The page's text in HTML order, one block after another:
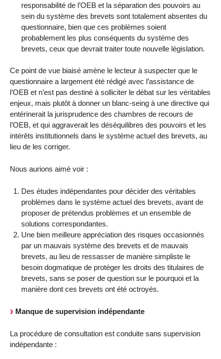
responsabilité de l’OEB et la séparation des pouvoirs au
sein du système des brevets sont totalement absentes du
questionnaire, bien que ces problèmes soient
probablement les plus conséquents du système des
brevets, ceux que devrait traiter toute nouvelle législation.
Ce point de vue biaisé amène le lecteur à suspecter que le
questionnaire a largement été rédigé avec l’assistance de
l’OEB et n’est pas destiné à solliciter le débat sur les véritables
enjeux, mais plutôt à donner un blanc-seing à une directive qui
entérinerait la jurisprudence des chambres de recours de
l’OEB, et qui aggraverait les déséquilibres des pouvoirs et les
intérêts institutionnels dans le système actuel des brevets, au
lieu de les corriger.
Nous aurions aimé voir :
Des études indépendantes pour décider des véritables
problèmes dans le système actuel des brevets, avant de
proposer de prétendus problèmes et un ensemble de
solutions correspondantes.
Une bien meilleure appréciation des risques occasionnés
par un mauvais système des brevets et de mauvais
brevets, au lieu de ressasser de manière simpliste le
besoin dogmatique de protéger les droits des titulaires de
brevets, sans se poser de question sur le pourquoi et la
manière dont ces brevets ont été octroyés.
Manque de supervision indépendante
La procédure de consultation est conduite sans supervision
indépendante :